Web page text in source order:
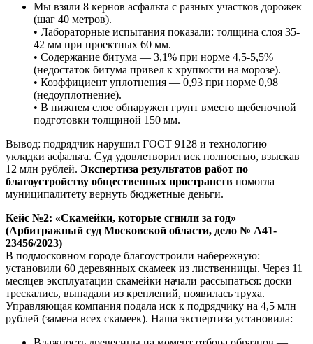
Мы взяли 8 кернов асфальта с разных участков дорожек
(шаг 40 метров).
• Лабораторные испытания показали: толщина слоя 35-
42 мм при проектных 60 мм.
• Содержание битума — 3,1% при норме 4,5-5,5%
(недостаток битума привел к хрупкости на морозе).
• Коэффициент уплотнения — 0,93 при норме 0,98
(недоуплотнение).
• В нижнем слое обнаружен грунт вместо щебеночной
подготовки толщиной 150 мм.
Вывод: подрядчик нарушил ГОСТ 9128 и технологию
укладки асфальта. Суд удовлетворил иск полностью, взыскав
12 млн рублей. Экспертиза результатов работ по
благоустройству общественных пространств помогла
муниципалитету вернуть бюджетные деньги.
Кейс №2: «Скамейки, которые сгнили за год»
(Арбитражный суд Московской области, дело № А41-
23456/2023)
В подмосковном городе благоустроили набережную:
установили 60 деревянных скамеек из лиственницы. Через 11
месяцев эксплуатации скамейки начали рассыпаться: доски
трескались, выпадали из креплений, появилась труха.
Управляющая компания подала иск к подрядчику на 4,5 млн
рублей (замена всех скамеек). Наша экспертиза установила: